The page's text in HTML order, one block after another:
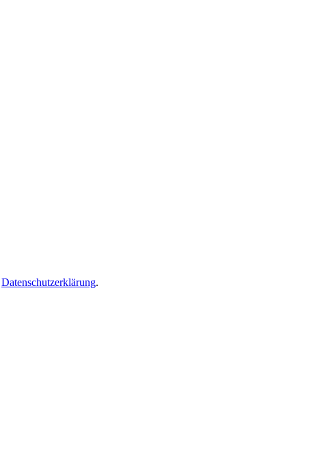
Datenschutzerklärung.